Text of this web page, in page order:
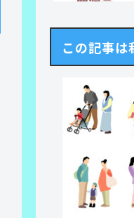
この記事は